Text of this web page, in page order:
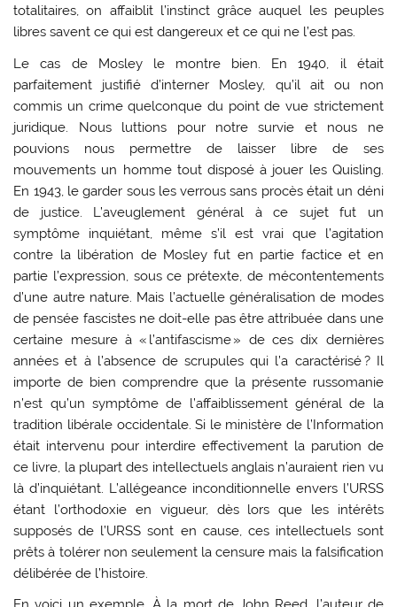
totalitaires, on affaiblit l’instinct grâce auquel les peuples
libres savent ce qui est dangereux et ce qui ne l’est pas.
Le cas de Mosley le montre bien. En 1940, il était
parfaitement justifié d’interner Mosley, qu’il ait ou non
commis un crime quelconque du point de vue strictement
juridique. Nous luttions pour notre survie et nous ne
pouvions nous permettre de laisser libre de ses
mouvements un homme tout disposé à jouer les Quisling.
En 1943, le garder sous les verrous sans procès était un déni
de justice. L’aveuglement général à ce sujet fut un
symptôme inquiétant, même s’il est vrai que l’agitation
contre la libération de Mosley fut en partie factice et en
partie l’expression, sous ce prétexte, de mécontentements
d’une autre nature. Mais l’actuelle généralisation de modes
de pensée fascistes ne doit-elle pas être attribuée dans une
certaine mesure à « l’antifascisme » de ces dix dernières
années et à l’absence de scrupules qui l’a caractérisé ? Il
importe de bien comprendre que la présente russomanie
n’est qu’un symptôme de l’affaiblissement général de la
tradition libérale occidentale. Si le ministère de l’Information
était intervenu pour interdire effectivement la parution de
ce livre, la plupart des intellectuels anglais n’auraient rien vu
là d’inquiétant. L’allégeance inconditionnelle envers l’URSS
étant l’orthodoxie en vigueur, dès lors que les intérêts
supposés de l’URSS sont en cause, ces intellectuels sont
prêts à tolérer non seulement la censure mais la falsification
délibérée de l’histoire.